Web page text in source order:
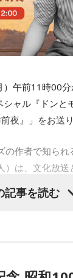
：https://
に、「番組の
れど実は困って
ロジェクト＞
害者について
にも、民放初
、同局PR誌「フ
め縞テープの貼
午前11時00
ャル『ドンと
夜』」をお送り
の作者で知ら
）は、文化放送
ドラマ作品を
ました。
記事を読む